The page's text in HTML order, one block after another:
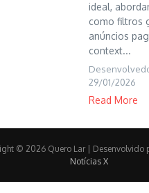
ideal,
como filtros
anúncios
context...
29/01/2026
Read More
© 2026 Quero Lar | Desenvolvido
Notícias X